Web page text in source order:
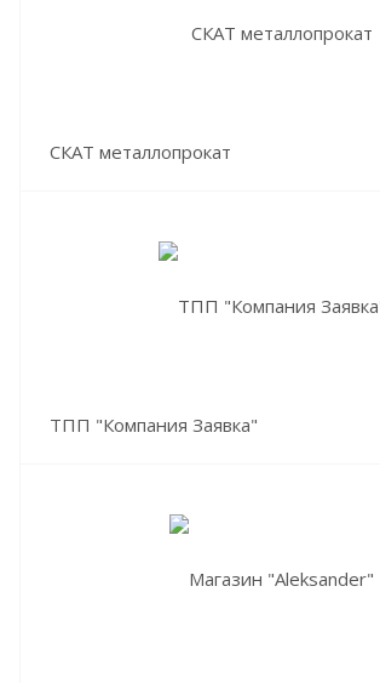
СКАТ металлопрокат
ТПП "Компания Заявка"